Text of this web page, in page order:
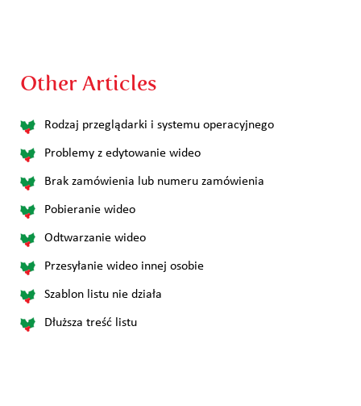
Other Articles
Rodzaj przeglądarki i systemu operacyjnego
Problemy z edytowanie wideo
Brak zamówienia lub numeru zamówienia
Pobieranie wideo
Odtwarzanie wideo
Przesyłanie wideo innej osobie
Szablon listu nie działa
Dłuższa treść listu